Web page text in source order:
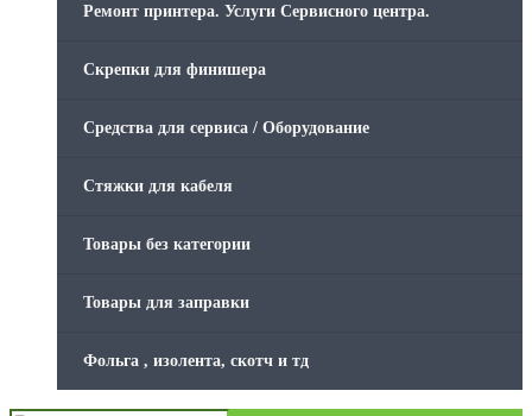
Ремонт принтера. Услуги Сервисного центра.
Скрепки для финишера
Средства для сервиса / Оборудование
Стяжки для кабеля
Товары без категории
Товары для заправки
Фольга , изолента, скотч и тд